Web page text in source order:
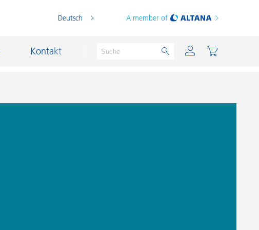
Deutsch A member of
Kontakt